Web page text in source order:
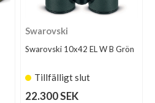
Swarovski
Swarovski 10x42 EL W B Grön
Tillfälligt slut
22.300 SEK